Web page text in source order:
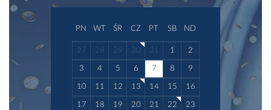
PN WT ŚR CZ PT SB ND
27 28 29 30 31 1 2
3 4 5 6 7 8 9
10 11 12 13 14 15 16
17 18 19 20 21 22 23